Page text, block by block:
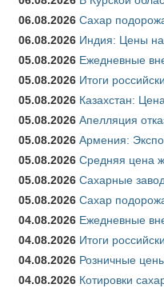
06.08.2026 Сахар
06.08.2026 Индия: Цены на
05.08.2026 Ежедневные
05.08.2026 Итоги
05.08.2026 Казахстан:
05.08.2026 Апелляция
05.08.2026 Армения:
05.08.2026 Средняя цена
05.08.2026 Сахарные
05.08.2026 Сахар
04.08.2026 Ежедневные
04.08.2026 Итоги
04.08.2026 Розничные
04.08.2026 Котировки